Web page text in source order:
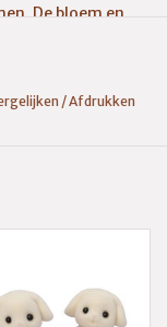
De bloem en
hierdoor zijn er
bestaat uit vader,
/Afdrukken